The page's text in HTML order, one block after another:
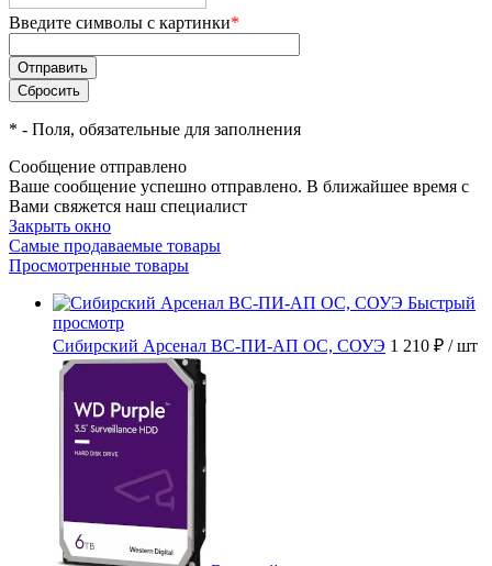
Введите символы с картинки*
* - Поля, обязательные для заполнения
Сообщение отправлено
Ваше сообщение успешно отправлено. В ближайшее время с
Вами свяжется наш специалист
Закрыть окно
Самые продаваемые товары
Просмотренные товары
Быстрый
просмотр
Сибирский Арсенал ВС-ПИ-АП ОС, СОУЭ 1 210 ₽ / шт